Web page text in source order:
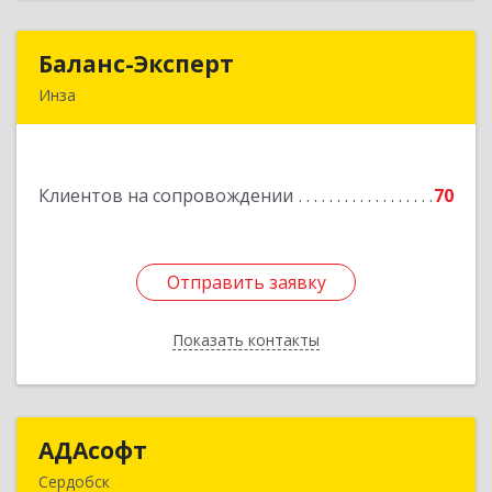
Баланс-Эксперт
Инза
Клиентов на сопровождении 70
Отправить заявку
Показать контакты
Подробнее
Отправить заявку
Назад
АДАсофт
Сердобск